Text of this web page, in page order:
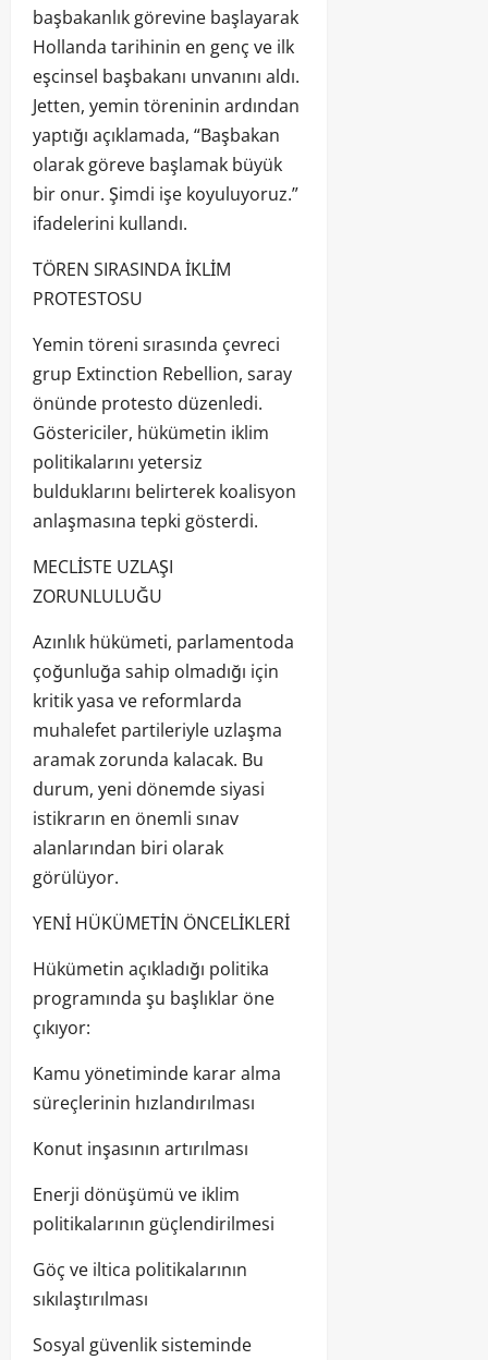
başbakanlık görevine başlayarak
Hollanda tarihinin en genç ve ilk
eşcinsel başbakanı unvanını aldı.
Jetten, yemin töreninin ardından
yaptığı açıklamada, “Başbakan
olarak göreve başlamak büyük
bir onur. Şimdi işe koyuluyoruz.”
ifadelerini kullandı.
TÖREN SIRASINDA İKLİM
PROTESTOSU
Yemin töreni sırasında çevreci
grup Extinction Rebellion, saray
önünde protesto düzenledi.
Göstericiler, hükümetin iklim
politikalarını yetersiz
bulduklarını belirterek koalisyon
anlaşmasına tepki gösterdi.
MECLİSTE UZLAŞI
ZORUNLULUĞU
Azınlık hükümeti, parlamentoda
çoğunluğa sahip olmadığı için
kritik yasa ve reformlarda
muhalefet partileriyle uzlaşma
aramak zorunda kalacak. Bu
durum, yeni dönemde siyasi
istikrarın en önemli sınav
alanlarından biri olarak
görülüyor.
YENİ HÜKÜMETİN ÖNCELİKLERİ
Hükümetin açıkladığı politika
programında şu başlıklar öne
çıkıyor:
Kamu yönetiminde karar alma
süreçlerinin hızlandırılması
Konut inşasının artırılması
Enerji dönüşümü ve iklim
politikalarının güçlendirilmesi
Göç ve iltica politikalarının
sıkılaştırılması
Sosyal güvenlik sisteminde